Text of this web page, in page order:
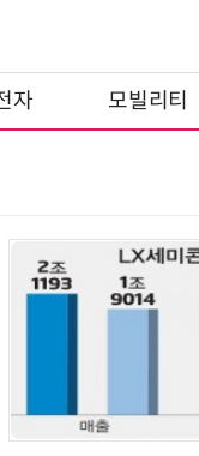
자 모빌리티